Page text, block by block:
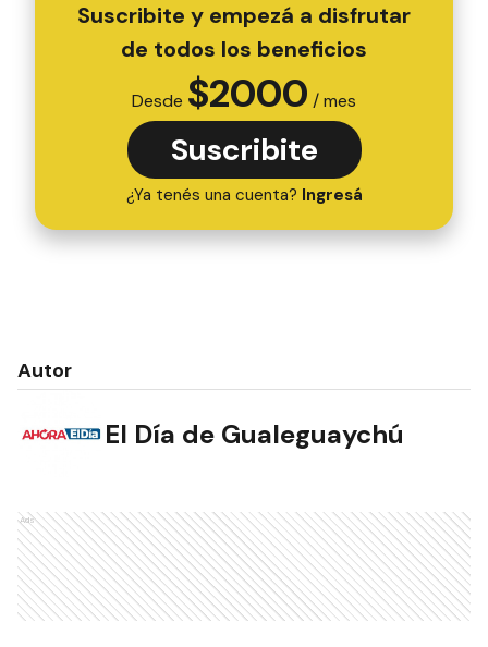
Suscribite y empezá a disfrutar
de todos los beneficios
Desde $2000 / mes
Suscribite
¿Ya tenés una cuenta? Ingresá
Autor
El Día de Gualeguaychú
Ads